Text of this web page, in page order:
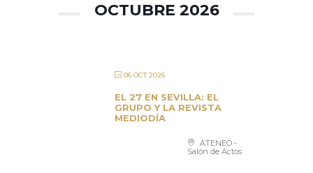
OCTUBRE 2026
06 OCT 2026
EL 27 EN SEVILLA: EL
GRUPO Y LA REVISTA
MEDIODÍA
ATENEO -
Salón de Actos